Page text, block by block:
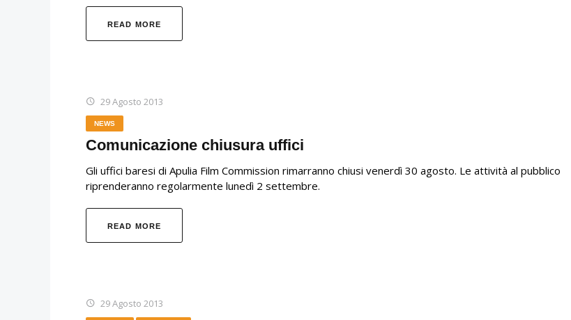
READ MORE
29 Agosto 2013
NEWS
Comunicazione chiusura uffici
Gli uffici baresi di Apulia Film Commission rimarranno chiusi venerdì 30 agosto. Le attività al pubblico
riprenderanno regolarmente lunedì 2 settembre.
READ MORE
29 Agosto 2013